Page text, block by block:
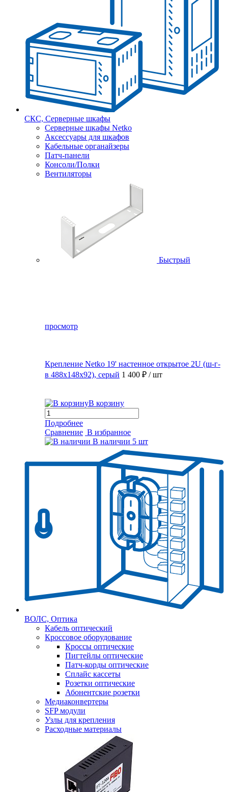
СКС, Серверные шкафы
Серверные шкафы Netko
Аксессуары для шкафов
Кабельные органайзеры
Патч-панели
Консоли/Полки
Вентиляторы
Быстрый
просмотр
Крепление Netko 19' настенное открытое 2U (ш-г-
в 488х148х92), серый 1 400 ₽ / шт
В корзину
Подробнее
Сравнение В избранное
В наличии 5 шт
ВОЛС, Оптика
Кабель оптический
Кроссовое оборудование
Кроссы оптические
Пигтейлы оптические
Патч-корды оптические
Сплайс кассеты
Розетки оптические
Абонентские розетки
Медиаконвертеры
SFP модули
Узлы для крепления
Расходные материалы